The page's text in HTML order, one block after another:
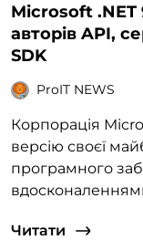
Microsoft
авторів API,
SDK
ProIT NEWS
Корпорація
версію своєї
програмного
Читати